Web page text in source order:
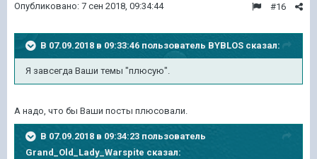
#16
Опубликовано: 7 сен 2018, 09:34:44
В 07.09.2018 в 09:33:46 пользователь BYBLOS сказал:
Я завсегда Ваши темы "плюсую".
А надо, что бы Ваши посты плюсовали.
В 07.09.2018 в 09:34:23 пользователь
Grand_Old_Lady_Warspite сказал: